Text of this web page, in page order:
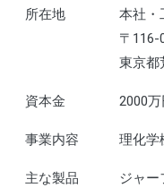
所在地
本社・
〒116-
東京都
資本金 2000万
事業内容 理化学
主な製品
ジャー